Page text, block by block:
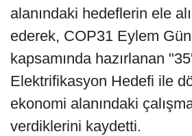
alanındaki hedeflerin ele
ederek, COP31 Eylem
kapsamında hazırlanan
Elektrifikasyon Hedefi ile
ekonomi alanındaki
verdiklerini kaydetti.